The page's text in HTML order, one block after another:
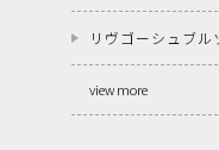
リヴゴーシュブル
view more